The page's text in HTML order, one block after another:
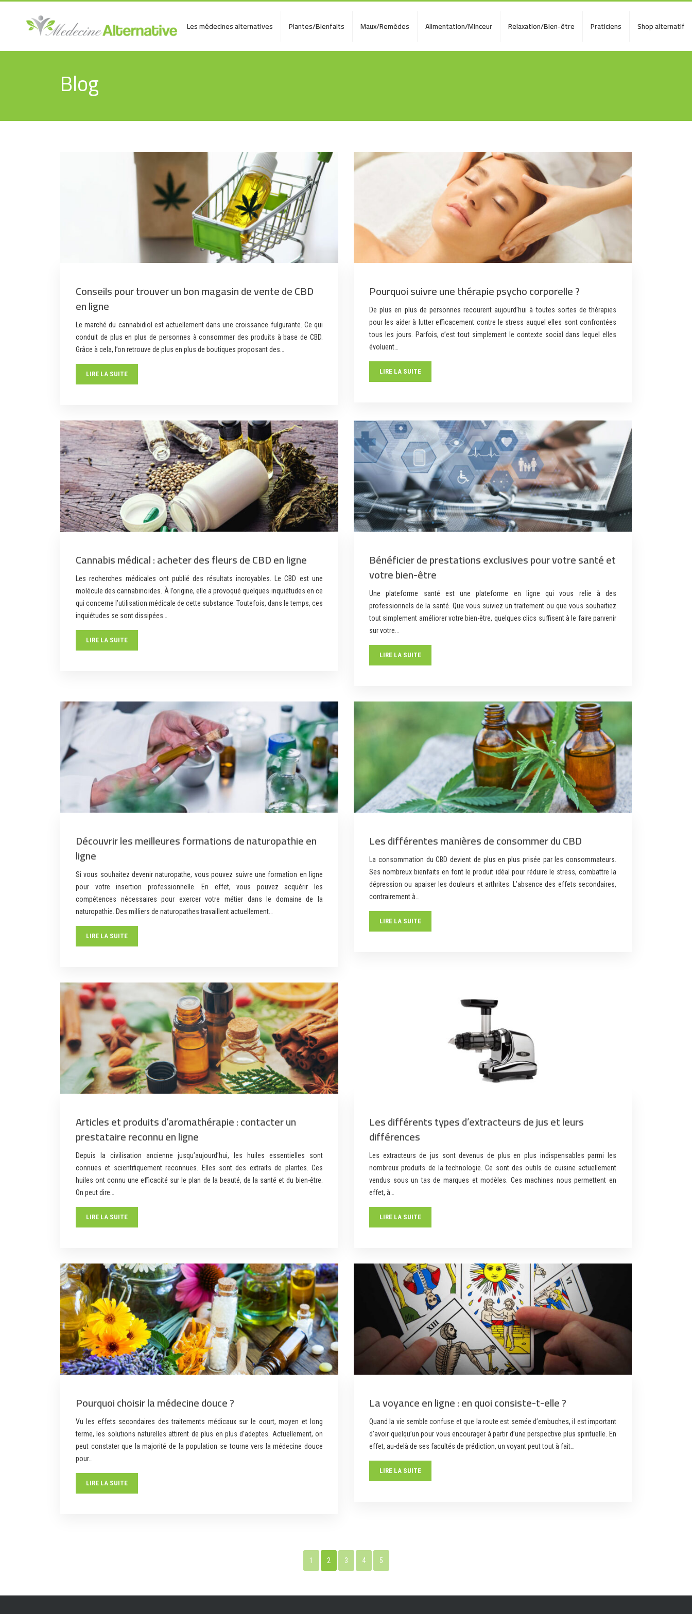
Les médecines alternatives Plantes/Bienfaits Maux/Remèdes Alimentation/Minceur Relaxation/Bien-être Praticiens Shop alternatif
Blog
Conseils pour trouver un bon magasin de vente de CBD
en ligne
Le marché du cannabidiol est actuellement dans une croissance fulgurante. Ce qui
conduit de plus en plus de personnes à consommer des produits à base de CBD.
Grâce à cela, l’on retrouve de plus en plus de boutiques proposant des…
LIRE LA SUITE
Pourquoi suivre une thérapie psycho corporelle ?
De plus en plus de personnes recourent aujourd’hui à toutes sortes de thérapies
pour les aider à lutter efficacement contre le stress auquel elles sont confrontées
tous les jours. Parfois, c’est tout simplement le contexte social dans lequel elles
évoluent…
LIRE LA SUITE
Cannabis médical : acheter des fleurs de CBD en ligne
Les recherches médicales ont publié des résultats incroyables. Le CBD est une
molécule des cannabinoïdes. À l’origine, elle a provoqué quelques inquiétudes en ce
qui concerne l’utilisation médicale de cette substance. Toutefois, dans le temps, ces
inquiétudes se sont dissipées…
LIRE LA SUITE
Bénéficier de prestations exclusives pour votre santé et
votre bien-être
Une plateforme santé est une plateforme en ligne qui vous relie à des
professionnels de la santé. Que vous suiviez un traitement ou que vous souhaitiez
tout simplement améliorer votre bien-être, quelques clics suffisent à le faire parvenir
sur votre…
LIRE LA SUITE
Découvrir les meilleures formations de naturopathie en
ligne
Si vous souhaitez devenir naturopathe, vous pouvez suivre une formation en ligne
pour votre insertion professionnelle. En effet, vous pouvez acquérir les
compétences nécessaires pour exercer votre métier dans le domaine de la
naturopathie. Des milliers de naturopathes travaillent actuellement…
LIRE LA SUITE
Les différentes manières de consommer du CBD
La consommation du CBD devient de plus en plus prisée par les consommateurs.
Ses nombreux bienfaits en font le produit idéal pour réduire le stress, combattre la
dépression ou apaiser les douleurs et arthrites. L’absence des effets secondaires,
contrairement à…
LIRE LA SUITE
Articles et produits d’aromathérapie : contacter un
prestataire reconnu en ligne
Depuis la civilisation ancienne jusqu’aujourd’hui, les huiles essentielles sont
connues et scientifiquement reconnues. Elles sont des extraits de plantes. Ces
huiles ont connu une efficacité sur le plan de la beauté, de la santé et du bien-être.
On peut dire…
LIRE LA SUITE
Les différents types d’extracteurs de jus et leurs
différences
Les extracteurs de jus sont devenus de plus en plus indispensables parmi les
nombreux produits de la technologie. Ce sont des outils de cuisine actuellement
vendus sous un tas de marques et modèles. Ces machines nous permettent en
effet, à…
LIRE LA SUITE
Pourquoi choisir la médecine douce ?
Vu les effets secondaires des traitements médicaux sur le court, moyen et long
terme, les solutions naturelles attirent de plus en plus d’adeptes. Actuellement, on
peut constater que la majorité de la population se tourne vers la médecine douce
pour…
LIRE LA SUITE
La voyance en ligne : en quoi consiste-t-elle ?
Quand la vie semble confuse et que la route est semée d’embuches, il est important
d’avoir quelqu’un pour vous encourager à partir d’une perspective plus spirituelle. En
effet, au-delà de ses facultés de prédiction, un voyant peut tout à fait…
LIRE LA SUITE
1 2 3 4 5